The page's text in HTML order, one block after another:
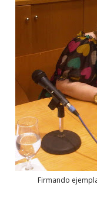
Firmando